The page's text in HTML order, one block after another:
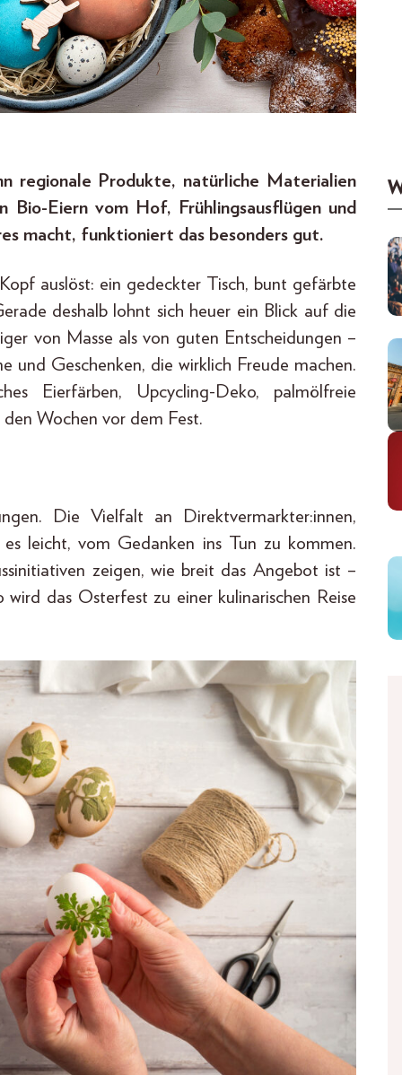
regionale Produkte, natürliche Materialien
Bio-Eiern vom Hof, Frühlingsausflügen und
macht, funktioniert das besonders gut.
auslöst: ein gedeckter Tisch, bunt gefärbte
deshalb lohnt sich heuer ein Blick auf die
von Masse als von guten Entscheidungen –
Geschenken, die wirklich Freude machen.
Eierfärben, Upcycling-Deko, palmölfreie
Wochen vor dem Fest.
Die Vielfalt an Direktvermarkter:innen,
leicht, vom Gedanken ins Tun zu kommen.
zeigen, wie breit das Angebot ist –
das Osterfest zu einer kulinarischen Reise